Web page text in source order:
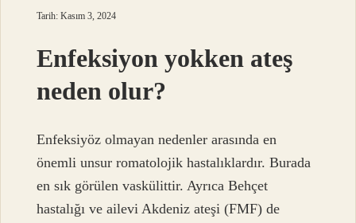
Tarih: Kasım 3, 2024
Enfeksiyon yokken ateş
neden olur?
Enfeksiyöz olmayan nedenler arasında en
önemli unsur romatolojik hastalıklardır. Burada
en sık görülen vaskülittir. Ayrıca Behçet
hastalığı ve ailevi Akdeniz ateşi (FMF) de